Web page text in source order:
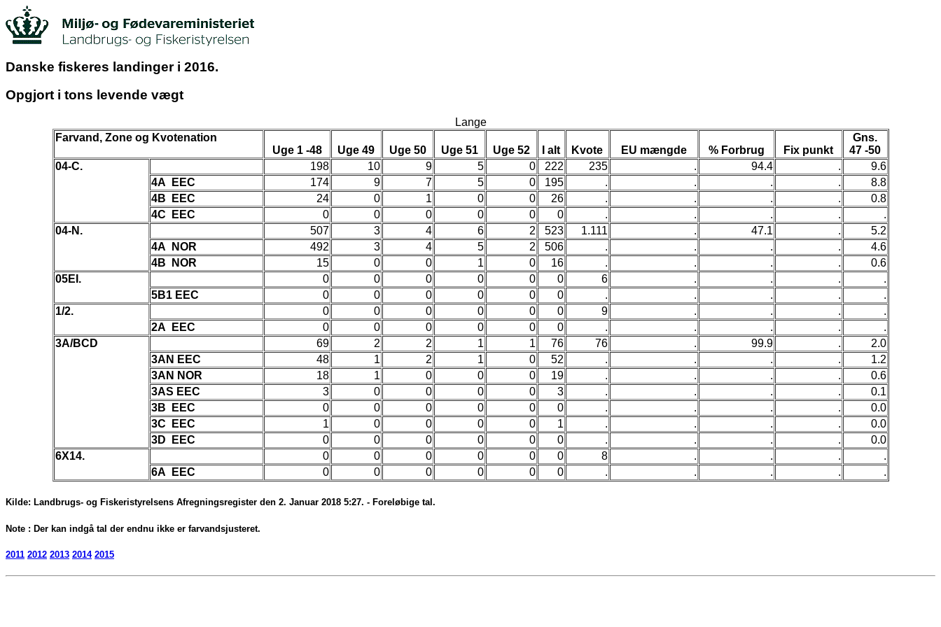
Danske fiskeres landinger i 2016.
Opgjort i tons levende vægt
Lange
Farvand, Zone og Kvotenation
Uge 1 -48
Uge 49 Uge 50 Uge 51 Uge 52 I alt Kvote EU mængde % Forbrug Fix punkt
Gns.
47 -50
04-C.
198 10 9 5 0 222 235 . 94.4 .
9.6
4A EEC
174 9 7 5 0 195 . . . .
8.8
4B EEC
24 0 1 0 0 26 . . . .
0.8
4C EEC
0 0 0 0 0 0 . . . .
.
04-N.
507 3 4 6 2 523 1.111 . 47.1 .
5.2
4A NOR
492 3 4 5 2 506 . . . .
4.6
4B NOR
15 0 0 1 0 16 . . . .
0.6
05EI.
0 0 0 0 0 0 6 . . .
.
5B1 EEC
0 0 0 0 0 0 . . . .
.
1/2.
0 0 0 0 0 0 9 . . .
.
2A EEC
0 0 0 0 0 0 . . . .
.
3A/BCD
69 2 2 1 1 76 76 . 99.9 .
2.0
3AN EEC
48 1 2 1 0 52 . . . .
1.2
3AN NOR
18 1 0 0 0 19 . . . .
0.6
3AS EEC
3 0 0 0 0 3 . . . .
0.1
3B EEC
0 0 0 0 0 0 . . . .
0.0
3C EEC
1 0 0 0 0 1 . . . .
0.0
3D EEC
0 0 0 0 0 0 . . . .
0.0
6X14.
0 0 0 0 0 0 8 . . .
.
6A EEC
0 0 0 0 0 0 . . . . .
Kilde: Landbrugs- og Fiskeristyrelsens Afregningsregister den 2. Januar 2018 5:27. - Foreløbige tal.
Note : Der kan indgå tal der endnu ikke er farvandsjusteret.
2011 2012 2013 2014 2015